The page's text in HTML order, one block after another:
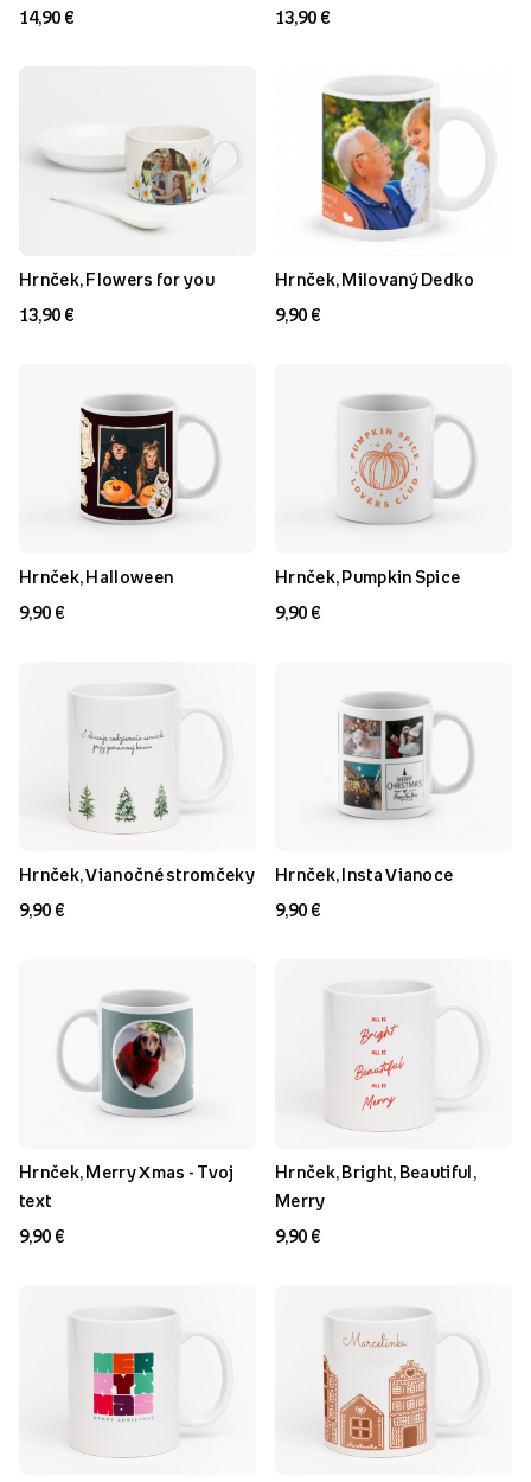
14,90 € 13,90 €
Hrnček, Flowers for you
13,90 €
Hrnček, Milovaný Dedko
9,90 €
Hrnček, Halloween
9,90 €
Hrnček, Pumpkin Spice
9,90 €
Hrnček, Vianočné stromčeky
9,90 €
Hrnček, Insta Vianoce
9,90 €
Hrnček, Merry Xmas - Tvoj
text
9,90 €
Hrnček, Bright, Beautiful,
Merry
9,90 €